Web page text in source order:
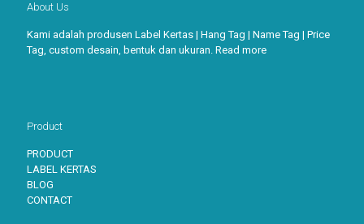
About Us
Kami adalah produsen Label Kertas | Hang Tag | Name Tag | Price
Tag, custom desain, bentuk dan ukuran. Read more
Product
PRODUCT
LABEL KERTAS
BLOG
CONTACT